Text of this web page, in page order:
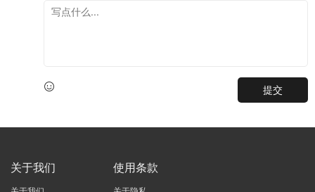
提交
关于我们 使用条款